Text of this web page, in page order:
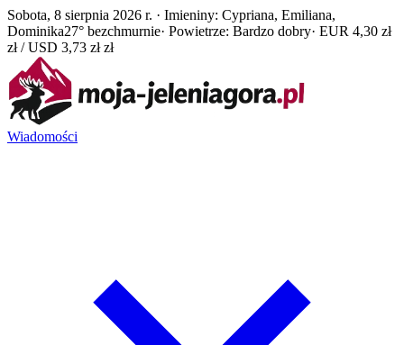
Sobota, 8 sierpnia 2026 r. · Imieniny: Cypriana, Emiliana,
Dominika27° bezchmurnie· Powietrze: Bardzo dobry· EUR 4,30 zł
zł / USD 3,73 zł zł
Wiadomości